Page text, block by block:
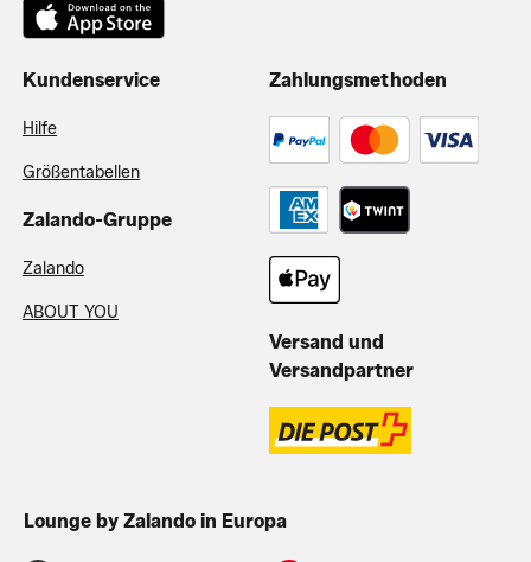
Kundenservice
Hilfe
Größentabellen
Zalando-Gruppe
Zalando
ABOUT YOU
Zahlungsmethoden
Versand und
Versandpartner
Lounge by Zalando in Europa